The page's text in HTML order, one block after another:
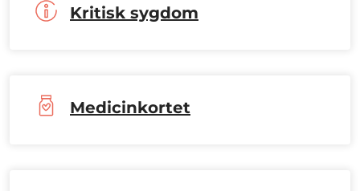
Kritisk sygdom
Medicinkortet